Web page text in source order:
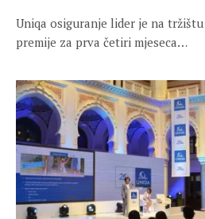
Uniqa osiguranje lider je na
premije za prva četiri mjeseca…